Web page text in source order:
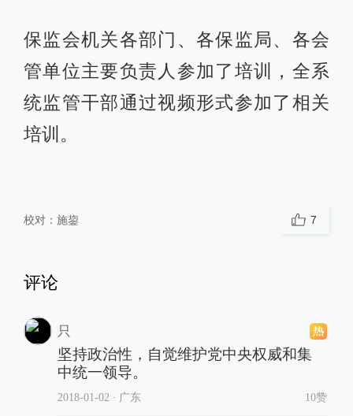
保监会机关各部门、各保监局、各会
管单位主要负责人参加了培训，全系
统监管干部通过视频形式参加了相关
培训。
校对： 施鋆 7
评论
只
坚持政治性，自觉维护党中央权威和集
中统一领导。
2018-01-02 ∙ 广东 10赞